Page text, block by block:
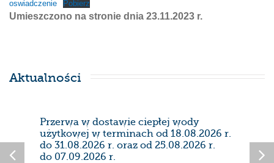
oswiadczenie Pobierz
Umieszczono na stronie dnia 23.11.2023 r.
Aktualności
Przerwa w dostawie ciepłej wody
użytkowej w terminach od 18.08.2026 r.
do 31.08.2026 r. oraz od 25.08.2026 r.
do 07.09.2026 r.